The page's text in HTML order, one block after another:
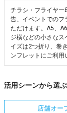
チラシ・フライヤー
告、イベントでのフ
ただけます。A5、
ジ横などの小さな
イズは2つ折り、巻
ンフレットにご利用
活用シーンから選ぶ
店舗オー